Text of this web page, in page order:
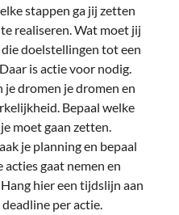
stappen ga jij zetten
realiseren. Wat moet jij
doelstellingen tot een
is actie voor nodig.
dromen je dromen en
Bepaal welke
moet gaan zetten.
je planning en bepaal
acties gaat nemen en
hier een tijdslijn aan
per actie.